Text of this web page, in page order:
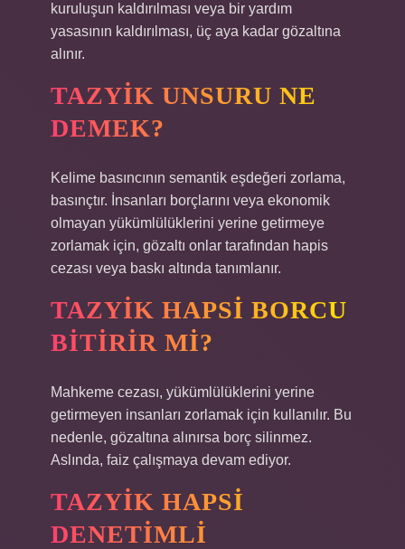
kuruluşun kaldırılması veya bir yardım
yasasının kaldırılması, üç aya kadar gözaltına
alınır.
TAZYIK UNSURU NE
DEMEK?
Kelime basıncının semantik eşdeğeri zorlama,
basınçtır. İnsanları borçlarını veya ekonomik
olmayan yükümlülüklerini yerine getirmeye
zorlamak için, gözaltı onlar tarafından hapis
cezası veya baskı altında tanımlanır.
TAZYIK HAPSI BORCU
BITIRIR MI?
Mahkeme cezası, yükümlülüklerini yerine
getirmeyen insanları zorlamak için kullanılır. Bu
nedenle, gözaltına alınırsa borç silinmez.
Aslında, faiz çalışmaya devam ediyor.
TAZYIK HAPSI
DENETIMLI